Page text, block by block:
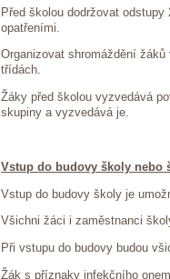
Před školou dodržovat
opatřeními.
Organizovat shromáždění
třídách.
Žáky před školou vyzvedává
skupiny a vyzvedává je.
Vstup do budovy školy nebo
Vstup do budovy školy je
Všichni žáci i zaměstnanci
Při vstupu do budovy budou
Žák s příznaky infekčního